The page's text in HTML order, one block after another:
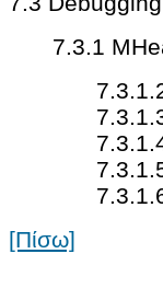
7.3.1
[Πίσω]